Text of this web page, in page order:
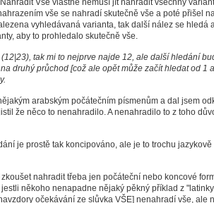
Vše vlastně nemusí jít nahradit všechny
vše se nahradí skutečně vše a poté přišel
vyhledávaná varianta, tak další nález se hledá
aby to prohledalo skutečně vše.
tak mi to nejprve najde 12, ale další hledání
druhý průchod [což ale opět může začít hledat od 1
arabským počátečním písmenům a dal jsem
že něco to nenahradilo. A nenahradilo to z toho
je prostě tak koncipováno, ale je to trochu
nahradit třeba jen počáteční nebo koncové
někoho nenapadne nějaký pěkný příklad z
očekávání ze slůvka VŠE] nenahradí vše, ale